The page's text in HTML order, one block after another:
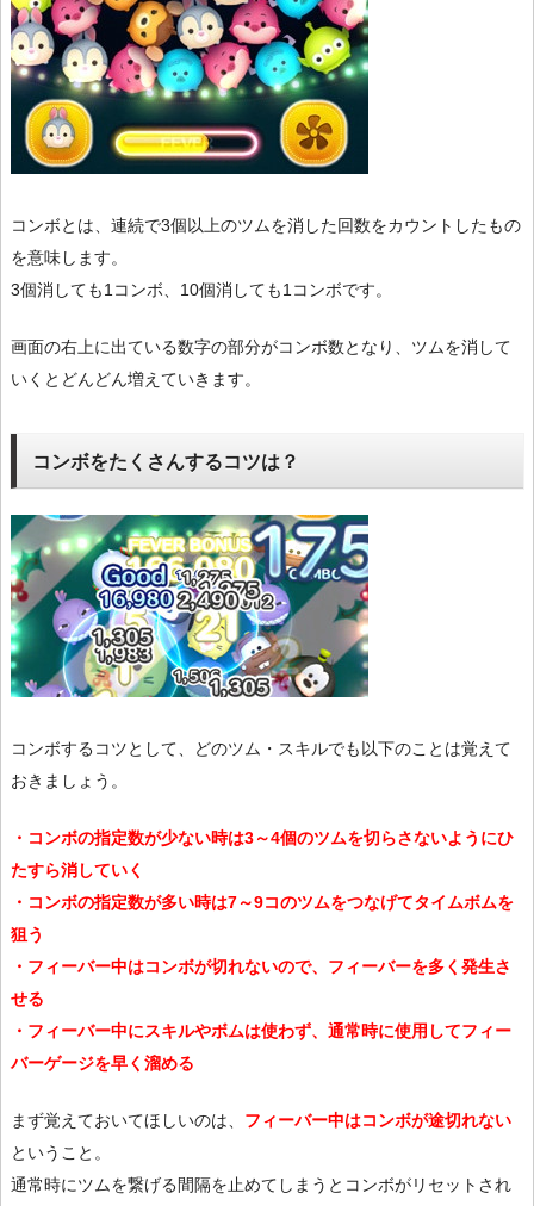
コンボとは、連続で3個以上のツムを消した回数をカウントしたもの
を意味します。
3個消しても1コンボ、10個消しても1コンボです。
画面の右上に出ている数字の部分がコンボ数となり、ツムを消して
いくとどんどん増えていきます。
コンボをたくさんするコツは？
コンボするコツとして、どのツム・スキルでも以下のことは覚えて
おきましょう。
・コンボの指定数が少ない時は3～4個のツムを切らさないようにひ
たすら消していく
・コンボの指定数が多い時は7～9コのツムをつなげてタイムボムを
狙う
・フィーバー中はコンボが切れないので、フィーバーを多く発生さ
せる
・フィーバー中にスキルやボムは使わず、通常時に使用してフィー
バーゲージを早く溜める
まず覚えておいてほしいのは、 フィーバー中はコンボが途切れない
ということ。
通常時にツムを繋げる間隔を止めてしまうとコンボがリセットされ